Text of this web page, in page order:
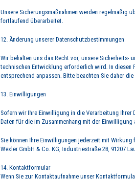
Unsere Sicherungsmaßnahmen werden regelmäßig
fortlaufend überarbeitet.
12. Änderung unserer Datenschutzbestimmungen
Wir behalten uns das Recht vor, unsere Sicherheits-
technischen Entwicklung erforderlich wird. In diesen
entsprechend anpassen. Bitte beachten Sie daher
13. Einwilligungen
Sofern wir Ihre Einwilligung in die Verarbeitung Ihrer
Daten für die im Zusammenhang mit der
Sie können Ihre Einwilligungen jederzeit mit
Wexler GmbH & Co. KG, Industriestraße 28, 91207
14. Kontaktformular
Wenn Sie zur Kontaktaufnahme unser